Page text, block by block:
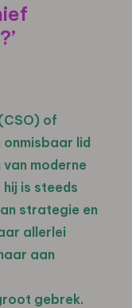
of
onmisbaar lid
moderne
is steeds
strategie en
allerlei
aan
gebrek.